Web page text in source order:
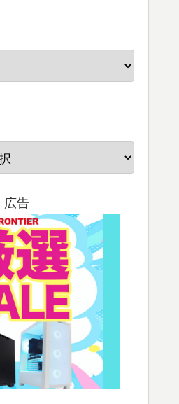
広告